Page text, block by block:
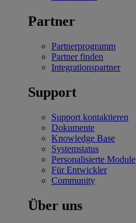
Partner
Partnerprogramm
Partner finden
Integrationspartner
Support
Support kontaktieren
Dokumente
Knowledge Base
Systemstatus
Personalisierte Module
Für Entwickler
Community
Über uns